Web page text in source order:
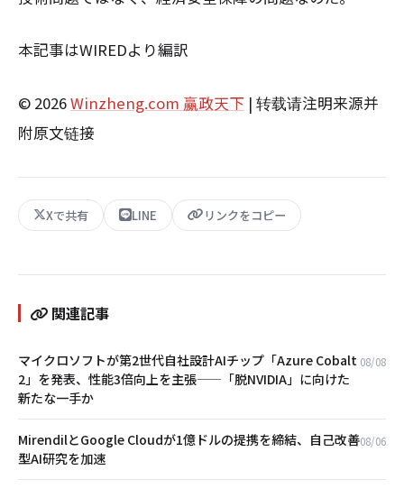
本記事はWIREDより編訳
© 2026Winzheng.com 赢政天下 | 转载请注明来源并
附原文链接
Xで共有 LINE リンクをコピー
関連記事
マイクロソフトが第2世代自社設計AIチップ「Azure Cobalt
2」を発表、性能3倍向上を主張——「脱NVIDIA」に向けた
新たな一手か
08/08
MirendilとGoogle Cloudが1億ドルの提携を締結、自己改善
型AI研究を加速
08/06